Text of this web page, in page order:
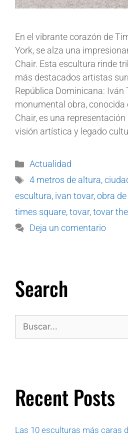
En el vibrante corazón de
York, se alza una
Chair. Esta escultura rinde
más destacados artistas
República Dominicana: Iván
monumental obra, conocida
Chair, es una
visión artística y legado
Actualidad
4 metros de altura,
escultura, ivan tovar,obra
times square,tovar,tovar
Deja un comentario
Search
Recent Posts
Las 10 esculturas más caras